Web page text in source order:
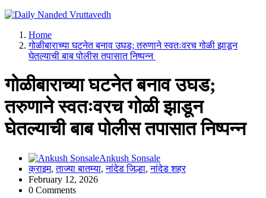
leading news portal of Nanded
Home
गोळीबाराच्या घटनेत बनाव उघड; तरुणाने स्वतःवरच गोळी झाडून
घेतल्याची बाब पोलीस तपासात निष्पन्न
गोळीबाराच्या घटनेत बनाव उघड;
तरुणाने स्वतःवरच गोळी झाडून
घेतल्याची बाब पोलीस तपासात निष्पन्न
Ankush Sonsale
क्राइम,ताज्या बातम्या,नांदेड जिल्हा,नांदेड शहर
February 12, 2026
0 Comments